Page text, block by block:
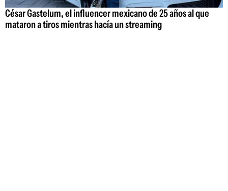
César Gastelum, el influencer mexicano de 25 años al que
mataron a tiros mientras hacía un streaming